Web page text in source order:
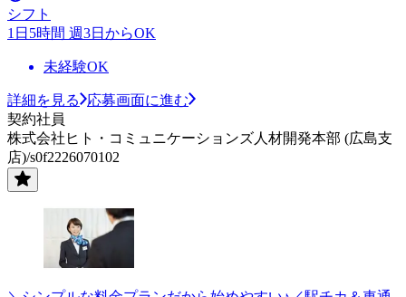
シフト
1日5時間 週3日からOK
未経験OK
詳細を見る
応募画面に進む
契約社員
株式会社ヒト・コミュニケーションズ人材開発本部 (広島支
店)/s0f2226070102